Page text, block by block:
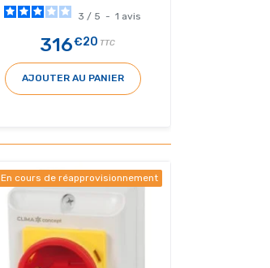
3 / 5 - 1 avis
316€20 TTC
AJOUTER AU PANIER
En cours de réapprovisionnement